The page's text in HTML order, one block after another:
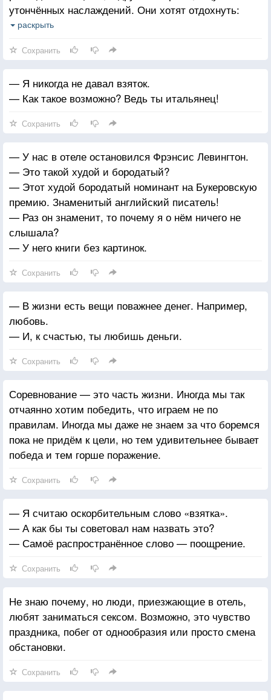
утончённых наслаждений. Они хотят отдохнуть:
купить одежду, ювелирные украшения.
все они не хотят вторжения в личную жизнь.
раскрыть
Сохранить
— Я никогда не давал взяток.
— Как такое возможно? Ведь ты итальянец!
Сохранить
— У нас в отеле остановился Фрэнсис Левингтон.
— Это такой худой и бородатый?
— Этот худой бородатый номинант на Букеровскую
премию. Знаменитый английский писатель!
— Раз он знаменит, то почему я о нём ничего не
слышала?
— У него книги без картинок.
Сохранить
— В жизни есть вещи поважнее денег. Например,
любовь.
— И, к счастью, ты любишь деньги.
Сохранить
Соревнование — это часть жизни. Иногда мы так
отчаянно хотим победить, что играем не по
правилам. Иногда мы даже не знаем за что боремся
пока не придём к цели, но тем удивительнее бывает
победа и тем горше поражение.
Сохранить
— Я считаю оскорбительным слово «взятка».
— А как бы ты советовал нам назвать это?
— Самоё распространённое слово — поощрение.
Сохранить
Не знаю почему, но люди, приезжающие в отель,
любят заниматься сексом. Возможно, это чувство
праздника, побег от однообразия или просто смена
обстановки.
Сохранить